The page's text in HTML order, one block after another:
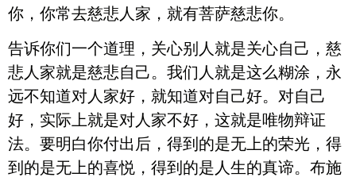
你，你常去慈悲人家，就有菩萨慈悲你。
告诉你们一个道理，关心别人就是关心自己，慈
悲人家就是慈悲自己。我们人就是这么糊涂，永
远不知道对人家好，就知道对自己好。对自己
好，实际上就是对人家不好，这就是唯物辩证
法。要明白你付出后，得到的是无上的荣光，得
到的是无上的喜悦，得到的是人生的真谛。布施